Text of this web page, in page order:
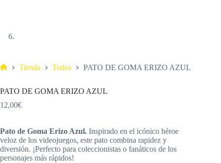
Tienda Todos PATO DE GOMA ERIZO AZUL
PATO DE GOMA ERIZO AZUL
12,00€
Pato de Goma Erizo Azul. Inspirado en el icónico héroe
veloz de los videojuegos, este pato combina rapidez y
diversión. ¡Perfecto para coleccionistas o fanáticos de los
personajes más rápidos!